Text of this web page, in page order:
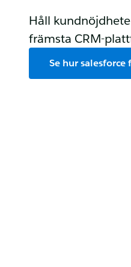
Håll
främsta CRM-
Se hur salesforce